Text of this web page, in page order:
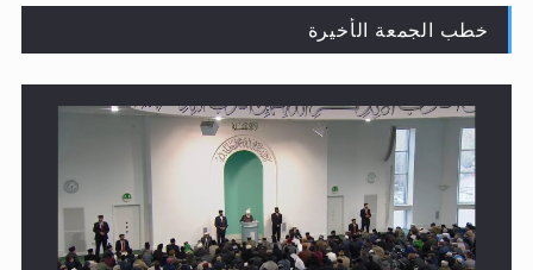
لا ناسخ ولا منسوخ في القرآن الكريم